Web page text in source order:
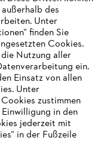
des
Unter
finden Sie
Cookies.
Nutzung aller
ein.
Einsatz von allen
Unter
zustimmen
in den
jederzeit mit
in der Fußzeile